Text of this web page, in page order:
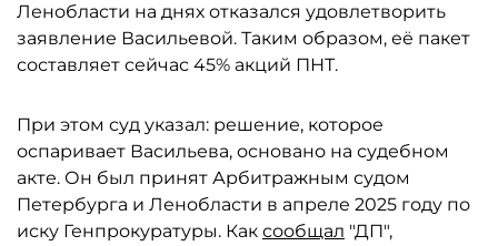
Ленобласти на днях отказался удовлетворить
заявление Васильевой. Таким образом, её пакет
составляет сейчас 45% акций ПНТ.
При этом суд указал: решение, которое
оспаривает Васильева, основано на судебном
акте. Он был принят Арбитражным судом
Петербурга и Ленобласти в апреле 2025 году по
иску Генпрокуратуры. Как сообщал "ДП",